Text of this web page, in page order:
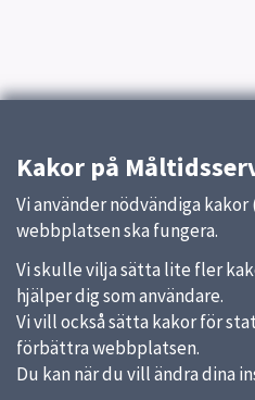
Kakor på
Vi använder nödvändiga
webbplatsen ska fungera.
Vi skulle vilja sätta lite fler
hjälper dig som användare.
Vi vill också sätta kakor för
förbättra webbplatsen.
Du kan när du vill ändra dina